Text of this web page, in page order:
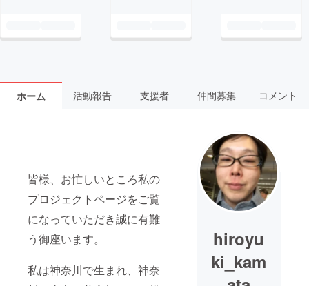
ホーム 活動報告 支援者 仲間募集 コメント
皆様、お忙しいところ私の
プロジェクトページをご覧
になっていただき誠に有難
う御座います。
私は神奈川で生まれ、神奈
hiroyu
ki_kam